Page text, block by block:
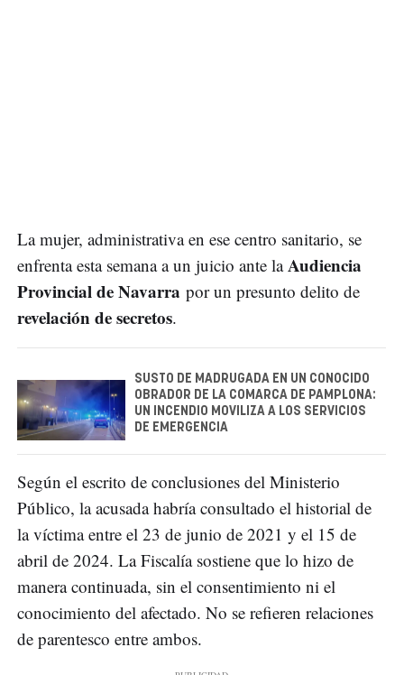
La mujer, administrativa en ese centro sanitario, se
enfrenta esta semana a un juicio ante laAudiencia
Provincial de Navarra por un presunto delito de
revelación de secretos.
SUSTO DE MADRUGADA EN UN CONOCIDO
OBRADOR DE LA COMARCA DE PAMPLONA:
UN INCENDIO MOVILIZA A LOS SERVICIOS
DE EMERGENCIA
Según el escrito de conclusiones del Ministerio
Público, la acusada habría consultado el historial de
la víctima entre el 23 de junio de 2021 y el 15 de
abril de 2024. La Fiscalía sostiene que lo hizo de
manera continuada, sin el consentimiento ni el
conocimiento del afectado. No se refieren relaciones
de parentesco entre ambos.